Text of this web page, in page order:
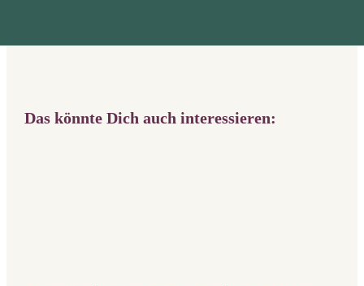
Das könnte Dich auch interessieren: